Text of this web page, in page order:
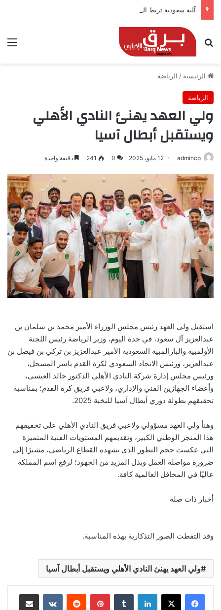
آلية سعودية تربط الحضور باجتياز الدورات
بحث عن
الرئيسية / الرياضة
الرياضة
ولي العهد يهنئ النادي الأهلي
ويستقبل أبطال آسيا
admincp 12 مايو، 2025 0
241 دقيقة واحدة
استقبل ولي العهد رئيس مجلس الوزراء الأمير محمد بن سلمان بن
عبدالعزيز آل سعود، في جدة اليوم، وزير الرياضة رئيس اللجنة
الأولمبية والبارالمبية السعودية الأمير عبدالعزيز بن تركي بن فيصل بن
عبدالعزيز، ورئيس الاتحاد السعودي لكرة القدم ياسر المسحل،
ورئيس مجلس إدارة شركة النادي الأهلي الدكتور خالد العيسى،
وأعضاء الجهازين الفني والإداري، ولاعبي فريق كرة القدم؛ بمناسبة
تحقيقهم بطولة دوري أبطال آسيا للنخبة 2025.
وهنأ ولي العهد مسؤولي ولاعبي فريق النادي الأهلي على تحقيقهم
هذا المنجز الوطني الكبير، وتقديمهم المستويات الفنية المتميزة
التي عكست حجم التطور الذي يشهده القطاع الرياضي، مشيرًا إلى
ضرورة مواصلة العمل وبذل المزيد من الجهود؛ لرفع اسم المملكة
عاليًا في المحافل العالمية كافة.
أخبار ذات صلة
وقد التقطت الصور التذكارية بهذه المناسبة.
ولي العهد يهنئ النادي الأهلي ويستقبل أبطال آسيا
لينكدإن بينتيريست